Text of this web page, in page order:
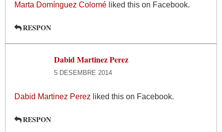
Marta Domínguez Coloméliked this on Facebook.
RESPON
Dabid Martinez Perez
5 DESEMBRE 2014
Dabid Martinez Perez liked this on Facebook.
RESPON